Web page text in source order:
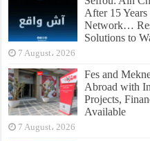
After 15
Network…
Solutions to
7 August، 2026
Fes and
Abroad with
Projects,
Available
7 August، 2026